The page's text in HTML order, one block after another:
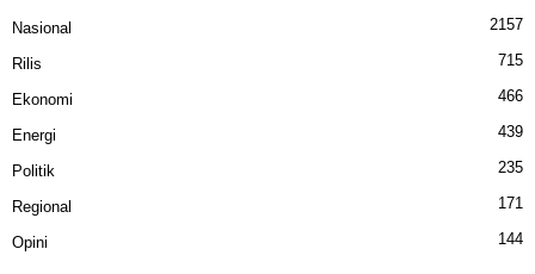
Nasional 2157
Rilis 715
Ekonomi 466
Energi 439
Politik 235
Regional 171
Opini 144